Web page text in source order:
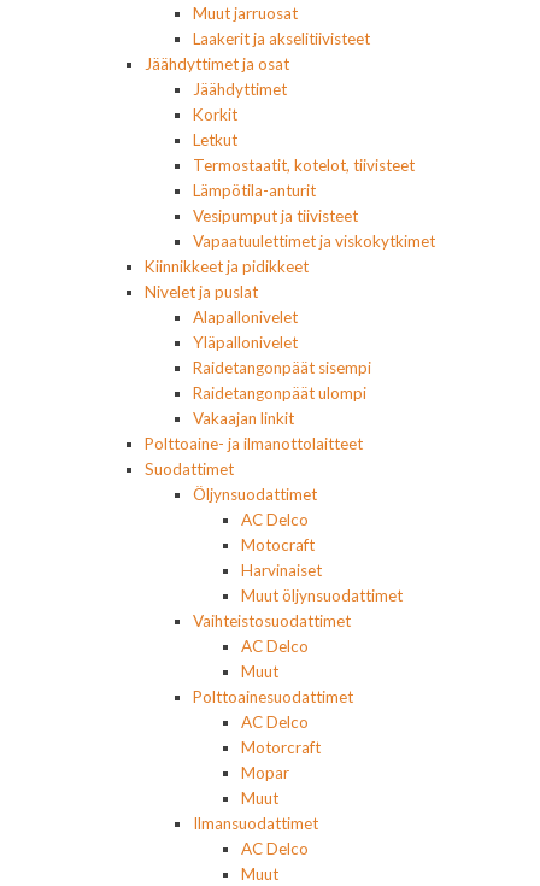
Muut jarruosat
Laakerit ja akselitiivisteet
Jäähdyttimet ja osat
Jäähdyttimet
Korkit
Letkut
Termostaatit, kotelot, tiivisteet
Lämpötila-anturit
Vesipumput ja tiivisteet
Vapaatuulettimet ja viskokytkimet
Kiinnikkeet ja pidikkeet
Nivelet ja puslat
Alapallonivelet
Yläpallonivelet
Raidetangonpäät sisempi
Raidetangonpäät ulompi
Vakaajan linkit
Polttoaine- ja ilmanottolaitteet
Suodattimet
Öljynsuodattimet
AC Delco
Motocraft
Harvinaiset
Muut öljynsuodattimet
Vaihteistosuodattimet
AC Delco
Muut
Polttoainesuodattimet
AC Delco
Motorcraft
Mopar
Muut
Ilmansuodattimet
AC Delco
Muut